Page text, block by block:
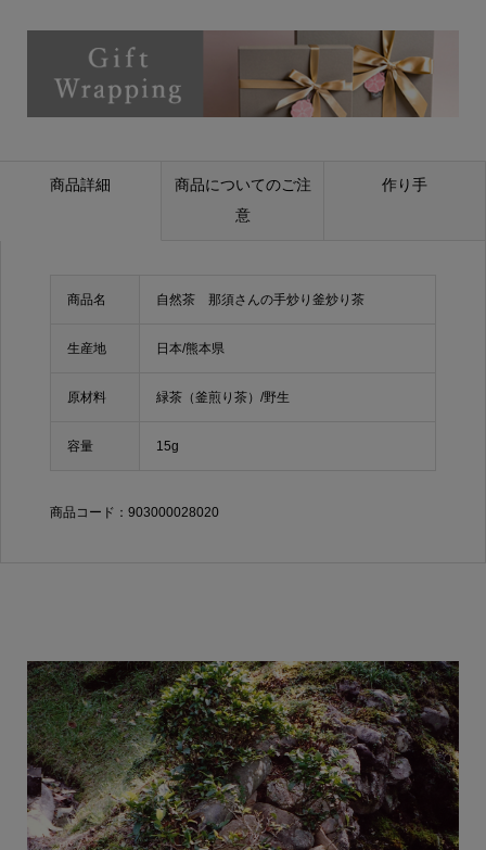
商品詳細
商品についてのご注
意
作り手
商品名 自然茶 那須さんの手炒り釜炒り茶
生産地 日本/熊本県
原材料 緑茶（釜煎り茶）/野生
容量 15g
商品コード：903000028020